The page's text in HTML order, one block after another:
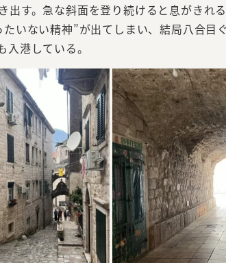
す。急な斜面を登り続けると息がきれ
いない精神”が出てしまい、結局八合目
港している。